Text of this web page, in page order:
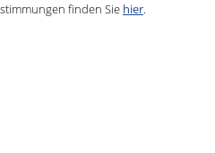
finden Sie hier.